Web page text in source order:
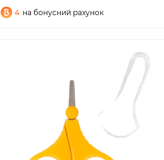
4 на бонусний рахунок